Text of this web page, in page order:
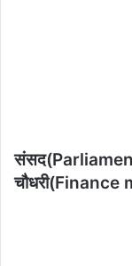
संसद(Parliament
चौधरी(Finance